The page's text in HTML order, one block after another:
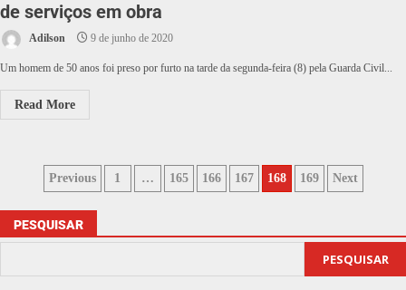
de serviços em obra
Adilson 9 de junho de 2020
Um homem de 50 anos foi preso por furto na tarde da segunda-feira (8) pela Guarda Civil...
Read More
Previous 1 … 165 166 167 168 169 Next
PESQUISAR
PESQUISAR